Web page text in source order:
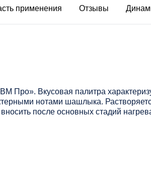
применения Отзывы
Про». Вкусовая палитра
нотами шашлыка.
после основных стадий